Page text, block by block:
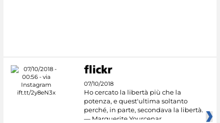
07/10/2018
Ho cercato la libertà più che la
potenza, e quest'ultima soltanto
perché, in parte, secondava la libertà.
— Marguerite Yourcenar